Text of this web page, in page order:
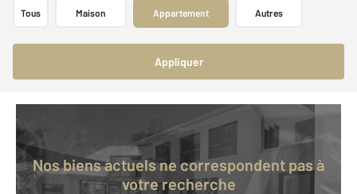
Tous Maison Appartement Autres
Appliquer
Nos biens actuels ne correspondent pas à
votre recherche